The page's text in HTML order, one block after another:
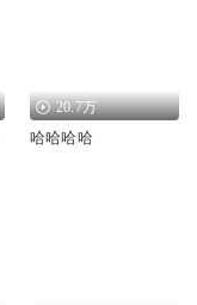
20.7万
哈哈哈哈